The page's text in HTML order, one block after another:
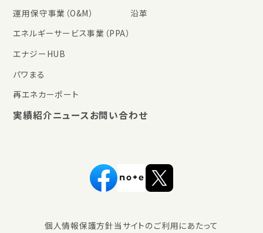
運用保守事業（O&M）
エネルギーサービス事業（PPA）
エナジーHUB
パワまる
再エネカーポート
沿革
実績紹介ニュースお問い合わせ
個人情報保護方針当サイトのご利用にあたって